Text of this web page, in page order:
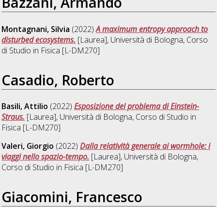
Montagnani, Silvia (2022)A maximum entropy approach to
disturbed ecosystems. [Laurea], Università di Bologna, Corso
di Studio in Fisica [L-DM270]
Casadio, Roberto
Basili, Attilio (2022)Esposizione del problema di Einstein-
Straus. [Laurea], Università di Bologna, Corso di Studio in
Fisica [L-DM270]
Valeri, Giorgio (2022)Dalla relatività generale ai wormhole: i
viaggi nello spazio-tempo. [Laurea], Università di Bologna,
Corso di Studio in Fisica [L-DM270]
Giacomini, Francesco